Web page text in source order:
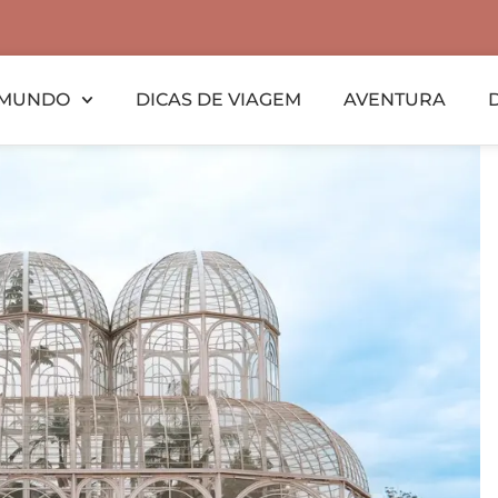
DICAS DE VIAGEM AVENTURA